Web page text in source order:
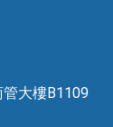
大樓B1109